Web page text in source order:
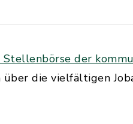
der
über die vielfältigen